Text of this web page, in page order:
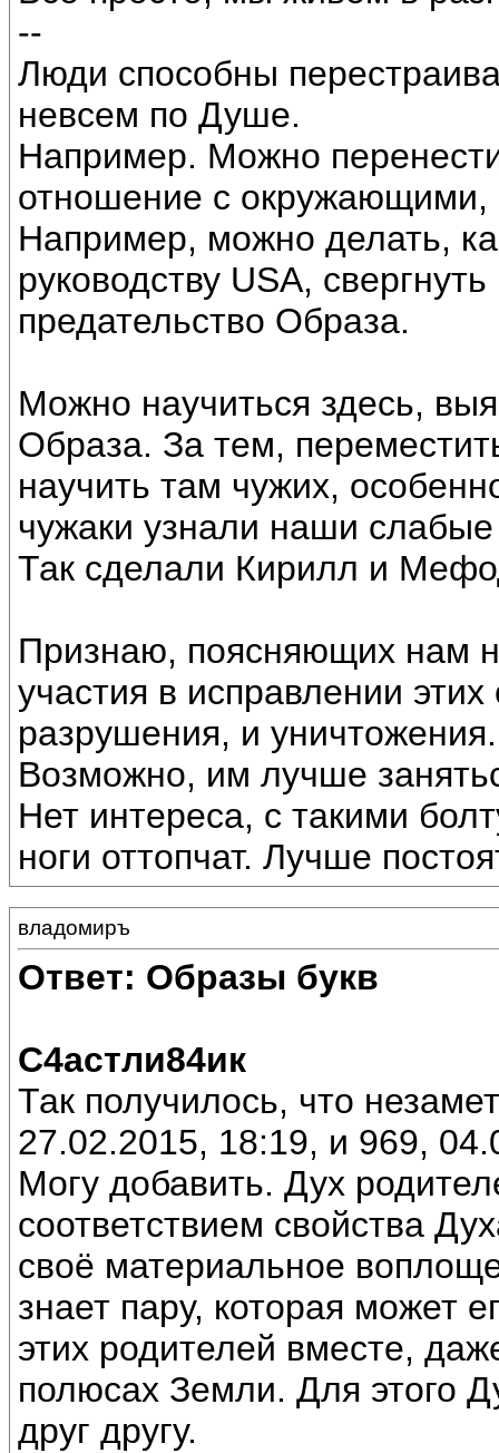
--
Люди способны
невсем по Душе.
Например. Можно
отношение с окружающими,
Например, можно делать,
руководству USА,
предательство Образа.
Можно научиться здесь,
Образа. За тем,
научить там чужих,
чужаки узнали наши
Так сделали Кирилл и
Признаю, поясняющих нам
участия в исправлении
разрушения, и уничтожения.
Возможно, им лучше
Нет интереса, с такими
ноги оттопчат. Лучше
владомиръ
Ответ: Образы букв
С4астли84ик
Так получилось, что
27.02.2015, 18:19, и 969,
Могу добавить. Дух
соответствием свойства
своё материальное
знает пару, которая может
этих родителей вместе,
полюсах Земли. Для этого
друг другу.